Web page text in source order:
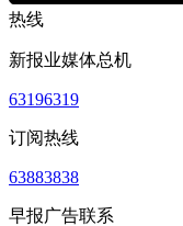
热线
新报业媒体总机
63196319
订阅热线
63883838
早报广告联系